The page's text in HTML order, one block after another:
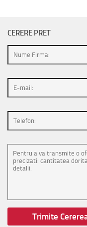
CERERE PRET